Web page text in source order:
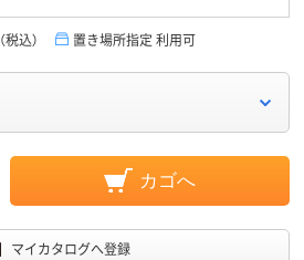
（税込） 置き場所指定 利用可
カゴへ
マイカタログへ登録